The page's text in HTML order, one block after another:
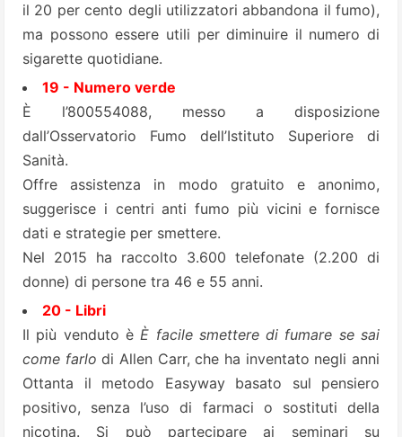
il 20 per cento degli utilizzatori abbandona il fumo),
ma possono essere utili per diminuire il numero di
sigarette quotidiane.
19 - Numero verde
È l’800554088, messo a disposizione
dall’Osservatorio Fumo dell’Istituto Superiore di
Sanità.
Offre assistenza in modo gratuito e anonimo,
suggerisce i centri anti fumo più vicini e fornisce
dati e strategie per smettere.
Nel 2015 ha raccolto 3.600 telefonate (2.200 di
donne) di persone tra 46 e 55 anni.
20 - Libri
Il più venduto èÈ facile smettere di fumare se sai
come farlo di Allen Carr, che ha inventato negli anni
Ottanta il metodo Easyway basato sul pensiero
positivo, senza l’uso di farmaci o sostituti della
nicotina. Si può partecipare ai seminari su